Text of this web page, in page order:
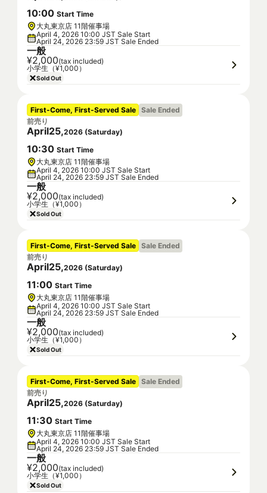
10:00 Start Time
大丸東京店 11階催事場
April 4, 2026 10:00 JST Sale Start
April 24, 2026 23:59 JST Sale Ended
一般
¥2,000(tax included)
小学生（¥1,000）
Sold Out
First-Come, First-Served Sale Sale Ended
前売り
April25,2026 (Saturday)
10:30 Start Time
大丸東京店 11階催事場
April 4, 2026 10:00 JST Sale Start
April 24, 2026 23:59 JST Sale Ended
一般
¥2,000(tax included)
小学生（¥1,000）
Sold Out
First-Come, First-Served Sale Sale Ended
前売り
April25,2026 (Saturday)
11:00 Start Time
大丸東京店 11階催事場
April 4, 2026 10:00 JST Sale Start
April 24, 2026 23:59 JST Sale Ended
一般
¥2,000(tax included)
小学生（¥1,000）
Sold Out
First-Come, First-Served Sale Sale Ended
前売り
April25,2026 (Saturday)
11:30 Start Time
大丸東京店 11階催事場
April 4, 2026 10:00 JST Sale Start
April 24, 2026 23:59 JST Sale Ended
一般
¥2,000(tax included)
小学生（¥1,000）
Sold Out